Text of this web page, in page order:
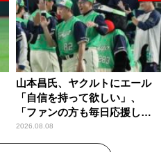
山本昌氏、ヤクルトにエール
「自信を持って欲しい」、
「ファンの方も毎日応援して
くれています」
2026.08.08